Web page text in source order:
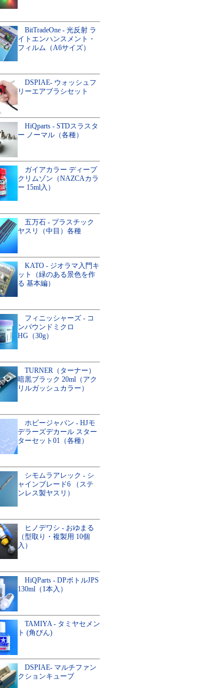
BitTradeOne - 光反射 ラ
イトエンハンスメント・
フィルム（A6サイズ）
DSPIAE- ウォッシュフ
リーエアブラシセット
HiQparts - STDスラスタ
ー ノーマル（各種）
ガイアカラー ディープ
クリムゾン（NAZCAカラ
ー 15ml入）
五万石 - プラスチック
ヤスリ（中目）各種
KATO - ジオラマ入門キ
ット（緑のある景色を作
る 基本編）
フィニッシャーズ - コ
ンパウンドミクロ
HG（30g）
TURNER（ターナー）
暗黒ブラック 20ml（アク
リルガッシュカラー）
ホビージャパン - HJモ
デラーズデカール スター
ターセット01（各種）
シモムラアレック - シ
ャインブレード6 （ステ
ンレス製ヤスリ）
ヒノデワシ - おゆまる
（型取り・複製用 10個
入）
HiQParts - DPボトルJPS
130ml（1本入）
TAMIYA - タミヤセメン
ト (角びん)
DSPIAE- マルチファン
クションキューブ